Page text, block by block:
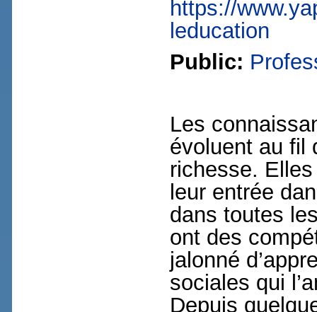
https://
leducation
Public:
Les
évoluent au fil
richesse.
leur entrée
dans toutes
ont des
jalonné
sociales qui
Depuis